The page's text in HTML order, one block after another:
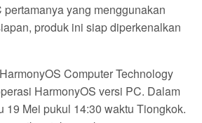
yang menggunakan
produk ini siap diperkenalkan
Computer Technology
HarmonyOS versi PC. Dalam
Mei pukul 14:30 waktu Tiongkok.